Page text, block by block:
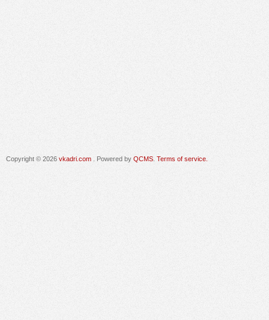
Copyright © 2026 vkadri.com . Powered by QCMS Terms of service.